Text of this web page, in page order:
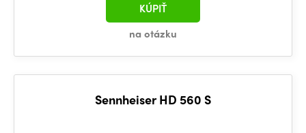
na otázku
KÚPIŤ
Sennheiser HD 560 S